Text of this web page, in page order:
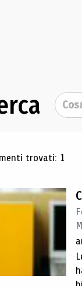
Cerca
trovati: 1